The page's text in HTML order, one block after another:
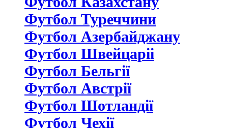
Футбол Туреччини
Футбол Азербайджану
Футбол Швейцаріі
Футбол Бельгії
Футбол Австрії
Футбол Шотландії
Футбол Чехії